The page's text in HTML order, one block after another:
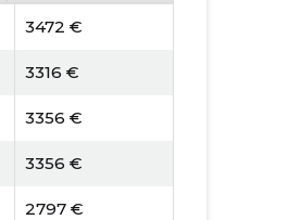
3472 €
3316 €
3356 €
3356 €
2797 €